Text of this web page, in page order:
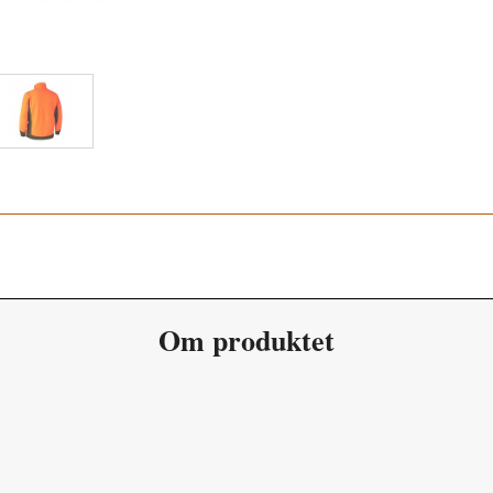
Om produktet